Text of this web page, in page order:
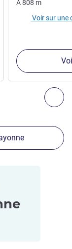
à proximité
à proximité 1 :,
À808 m
Voir sur une